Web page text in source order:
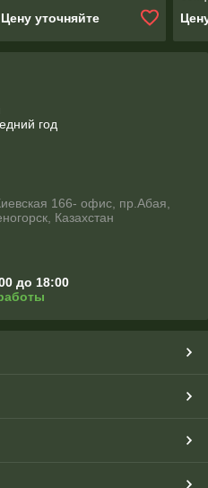
Цену уточняйте
год
166- офис, пр.Абая,
Казахстан
до 18:00